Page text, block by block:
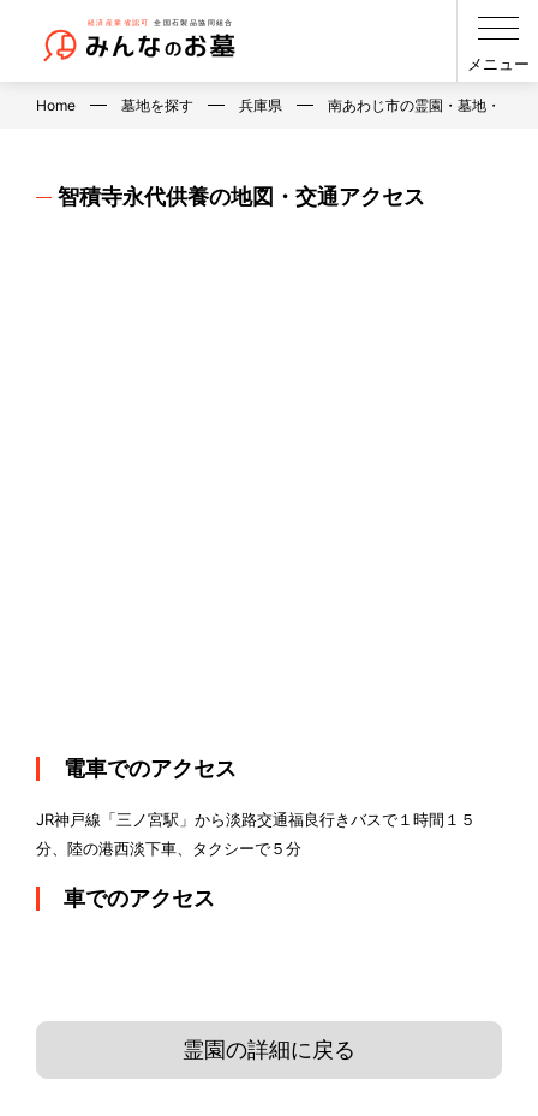
メニュー
Home 墓地を探す 兵庫県 南あわじ市の霊園・墓地・お墓
智積寺永代供養の地図・交通アクセス
電車でのアクセス
JR神戸線「三ノ宮駅」から淡路交通福良行きバスで１時間１５
分、陸の港西淡下車、タクシーで５分
車でのアクセス
霊園の詳細に戻る